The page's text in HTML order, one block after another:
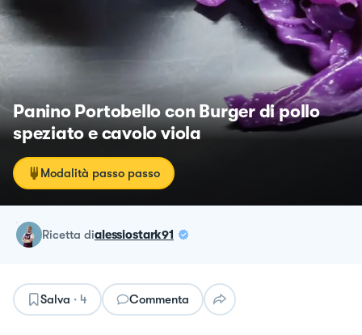
Panino Portobello con Burger di pollo
speziato e cavolo viola
Modalità passo passo
ricetta dialessiostark91
Salva · 4 Commenta